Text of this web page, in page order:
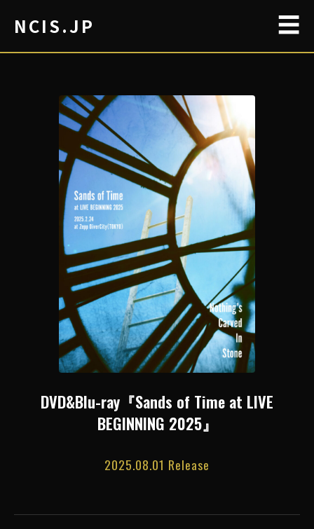
NCIS.JP ☰
DVD&Blu-ray『Sands of Time at LIVE
BEGINNING 2025』
2025.08.01 Release